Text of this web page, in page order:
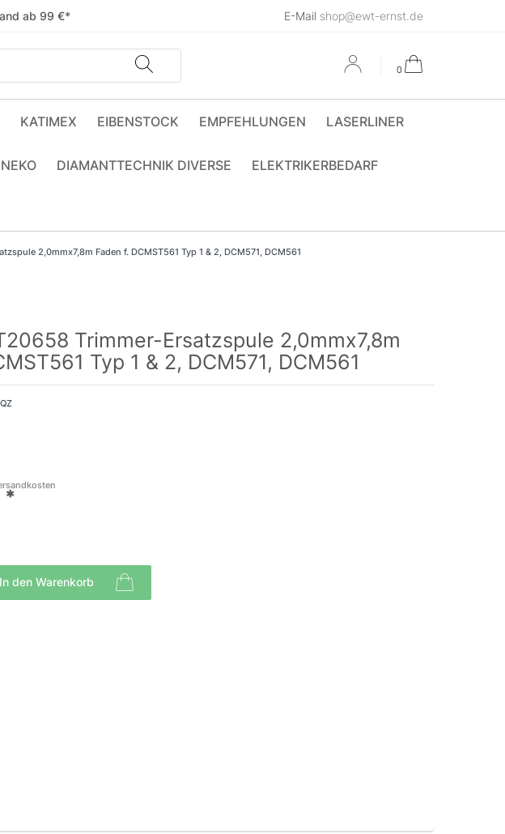
ab 99 €* E-Mail shop@ewt-ernst.de
0
KATIMEX EIBENSTOCK EMPFEHLUNGEN LASERLINER
NEKO DIAMANTTECHNIK DIVERSE ELEKTRIKERBEDARF
2,0mmx7,8m Faden f. DCMST561 Typ 1 & 2, DCM571, DCM561
Trimmer-Ersatzspule 2,0mmx7,8m
Typ 1 & 2, DCM571, DCM561
*
In den Warenkorb